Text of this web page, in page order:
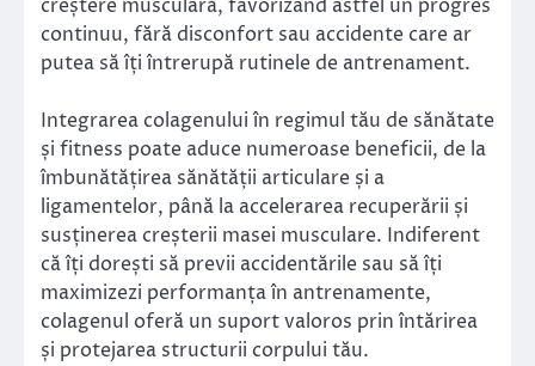
creștere musculară, favorizând astfel un progres
continuu, fără disconfort sau accidente care ar
putea să îți întrerupă rutinele de antrenament.
Integrarea colagenului în regimul tău de sănătate
și fitness poate aduce numeroase beneficii, de la
îmbunătățirea sănătății articulare și a
ligamentelor, până la accelerarea recuperării și
susținerea creșterii masei musculare. Indiferent
că îți dorești să previi accidentările sau să îți
maximizezi performanța în antrenamente,
colagenul oferă un suport valoros prin întărirea
și protejarea structurii corpului tău.